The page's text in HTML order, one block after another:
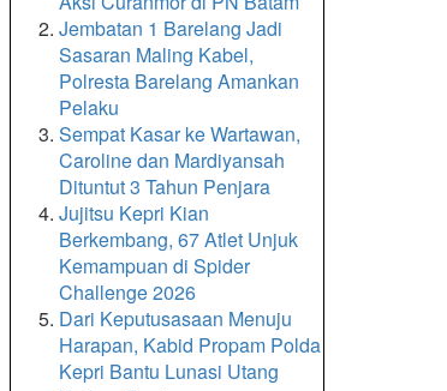
Jembatan 1 Barelang Jadi
Sasaran Maling Kabel,
Polresta Barelang Amankan
Pelaku
Sempat Kasar ke Wartawan,
Caroline dan Mardiyansah
Dituntut 3 Tahun Penjara
Jujitsu Kepri Kian
Berkembang, 67 Atlet Unjuk
Kemampuan di Spider
Challenge 2026
Dari Keputusasaan Menuju
Harapan, Kabid Propam Polda
Kepri Bantu Lunasi Utang